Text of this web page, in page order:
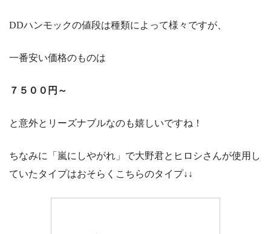
DDハンモックの値段は種類によって様々ですが、
一番安い価格のものは
７５００円～
と意外とリーズナブルなのも嬉しいですね！
ちなみに「嵐にしやがれ」で大野君とヒロシさんが使用し
ていたタイプはおそらくこちらのタイプ↓↓